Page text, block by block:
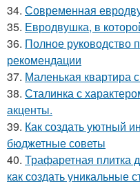
34. Современная
35. Евродвушка, в
36. Полное руководство
рекомендации
37. Маленькая квартира
38. Сталинка с
акценты.
39. Как создать уютный
бюджетные советы
40. Трафаретная плитка
как создать уникальные